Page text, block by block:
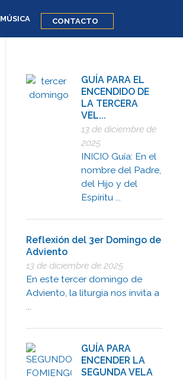
MÚSICA CONTACTO
GUÍA PARA EL
ENCENDIDO DE
LA TERCERA
VEL...
13 de diciembre de
2025
INICIO Guía: En el
nombre del Padre,
del Hijo y del
Espíritu ...
Reflexión del 3er Domingo de
Adviento
13 de diciembre de 2025
En este tercer domingo de
Adviento, la liturgia nos invita a
...
GUÍA PARA
ENCENDER LA
SEGUNDA VELA